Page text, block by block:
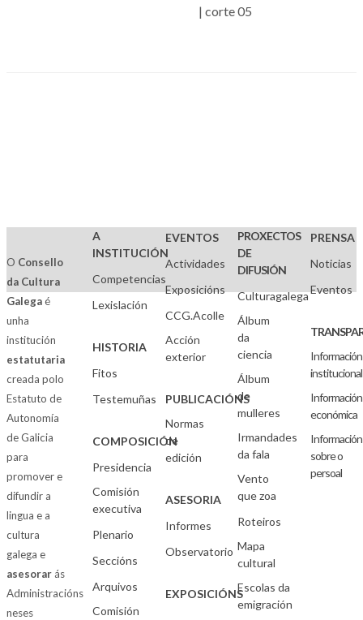
| corte 05
O Consello
da Cultura
Galegaé
unha
institución
estatutaria
creada polo
Estatuto de
Autonomía
de Galicia
para
promover e
difundir a
lingua e a
cultura
galega e
asesorarás
Administracións
neses
A
INSTITUCIÓN
Competencias
Lexislación
HISTORIA
Fitos
Testemuñas
COMPOSICIÓN
Presidencia
Comisión
executiva
Plenario
Seccións
Arquivos
Comisión
EVENTOS
Actividades
Exposicións
CCG.Acolle
Acción
exterior
PUBLICACIÓNS
Normas
de
edición
ASESORIA
Informes
Observatorio
EXPOSICIÓNS
PROXECTOS
DE
DIFUSIÓN
Culturagalega
Álbum
da
ciencia
Álbum
de
mulleres
Irmandades
da fala
Vento
que zoa
Roteiros
Mapa
cultural
Escolas da
emigración
PRENSA
Noticias
Eventos
Información
institucional
Información
económica
Información
sobre o
persoal